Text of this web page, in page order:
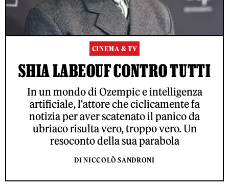
CINEMA & TV
SHIA LABEOUF CONTRO TUTTI
In un mondo di Ozempic e intelligenza
artificiale, l'attore che ciclicamente fa
notizia per aver scatenato il panico da
ubriaco risulta vero, troppo vero. Un
resoconto della sua parabola
DI NICCOLÒ SANDRONI